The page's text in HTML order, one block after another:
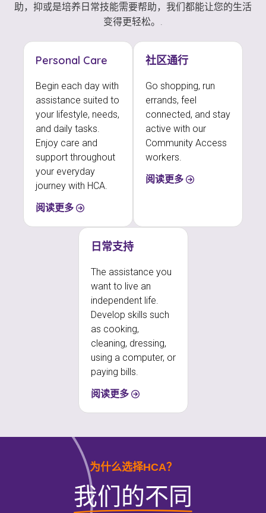
助，抑或是培养日常技能需要帮助，我们都能让您的生活
变得更轻松。.
Personal Care
Begin each day with
assistance suited to
your lifestyle, needs,
and daily tasks.
Enjoy care and
support throughout
your everyday
journey with HCA.
阅读更多
社区通行
Go shopping, run
errands, feel
connected, and stay
active with our
Community Access
workers.
阅读更多
日常支持
The assistance you
want to live an
independent life.
Develop skills such
as cooking,
cleaning, dressing,
using a computer, or
paying bills.
阅读更多
为什么选择HCA？
我们的不同